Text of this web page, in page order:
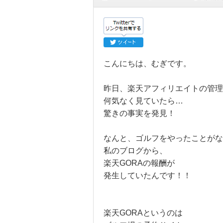
こんにちは、むぎです。
昨日、楽天アフィリエイトの管
何気なく見ていたら…
驚きの事実を発見！
なんと、ゴルフをやったことが
私のブログから、
楽天GORAの報酬が
発生していたんです！！
楽天GORAというのは